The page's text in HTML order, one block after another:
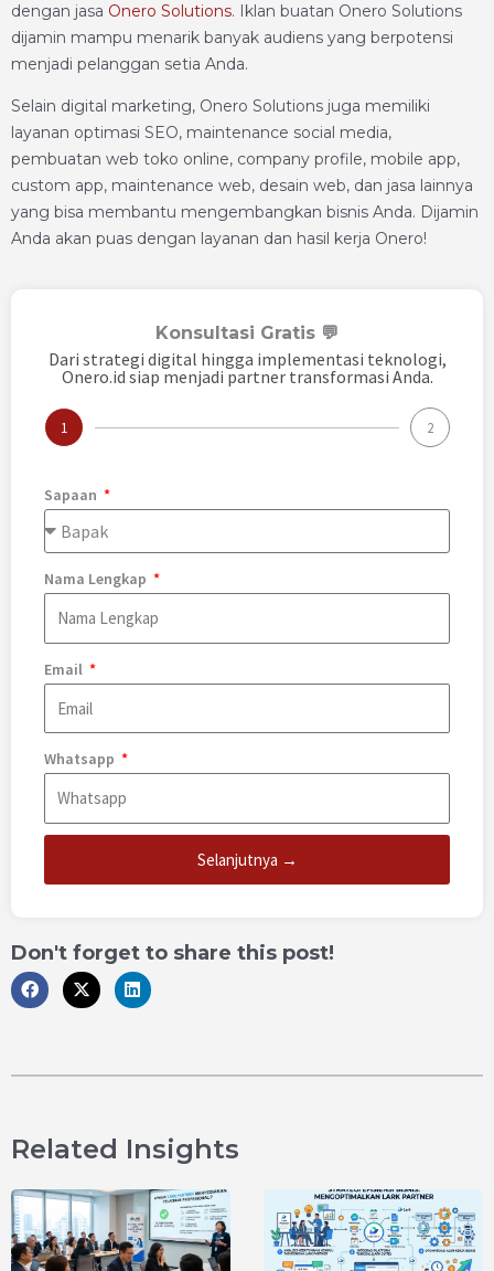
dengan jasa Onero Solutions. Iklan buatan Onero Solutions
dijamin mampu menarik banyak audiens yang berpotensi
menjadi pelanggan setia Anda.
Selain digital marketing, Onero Solutions juga memiliki
layanan optimasi SEO, maintenance social media,
pembuatan web toko online, company profile, mobile app,
custom app, maintenance web, desain web, dan jasa lainnya
yang bisa membantu mengembangkan bisnis Anda. Dijamin
Anda akan puas dengan layanan dan hasil kerja Onero!
Konsultasi Gratis 💬
Dari strategi digital hingga implementasi teknologi,
Onero.id siap menjadi partner transformasi Anda.
1 2
Sapaan
Nama Lengkap
Email
Whatsapp
Selanjutnya →
Don't forget to share this post!
Related Insights